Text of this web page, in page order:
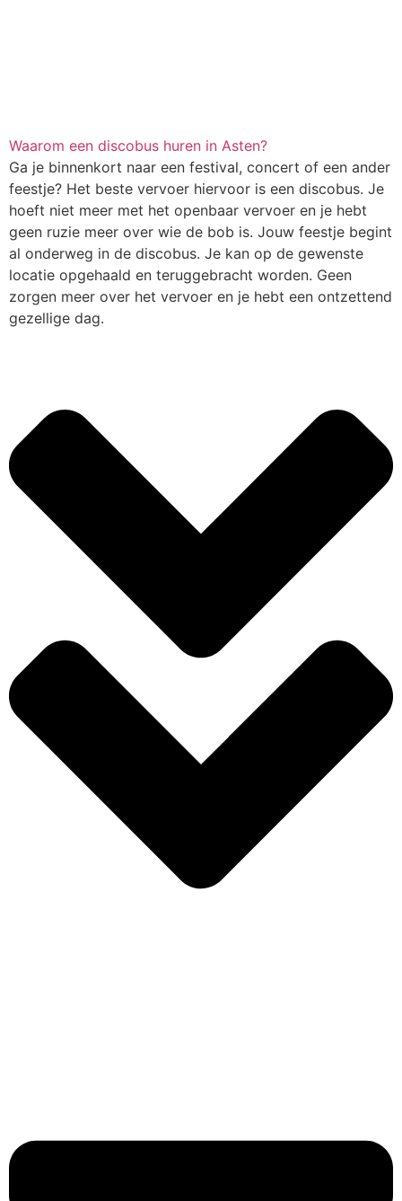
Waarom een discobus huren in Asten?
Ga je binnenkort naar een festival, concert of een ander
feestje? Het beste vervoer hiervoor is een discobus. Je
hoeft niet meer met het openbaar vervoer en je hebt
geen ruzie meer over wie de bob is. Jouw feestje begint
al onderweg in de discobus. Je kan op de gewenste
locatie opgehaald en teruggebracht worden. Geen
zorgen meer over het vervoer en je hebt een ontzettend
gezellige dag.